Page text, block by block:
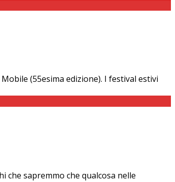
(55esima edizione). I festival estivi
che sapremmo che qualcosa nelle